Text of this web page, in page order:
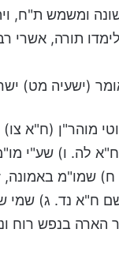
ומשמש ת"ח,
תורה, אשרי
(ישעיה מט)
מוהר"ן (ח"א
לה. ו) שע"י
ח) שמו"מ
ח"א נד. ג) שמי
הארה בנפש רוח